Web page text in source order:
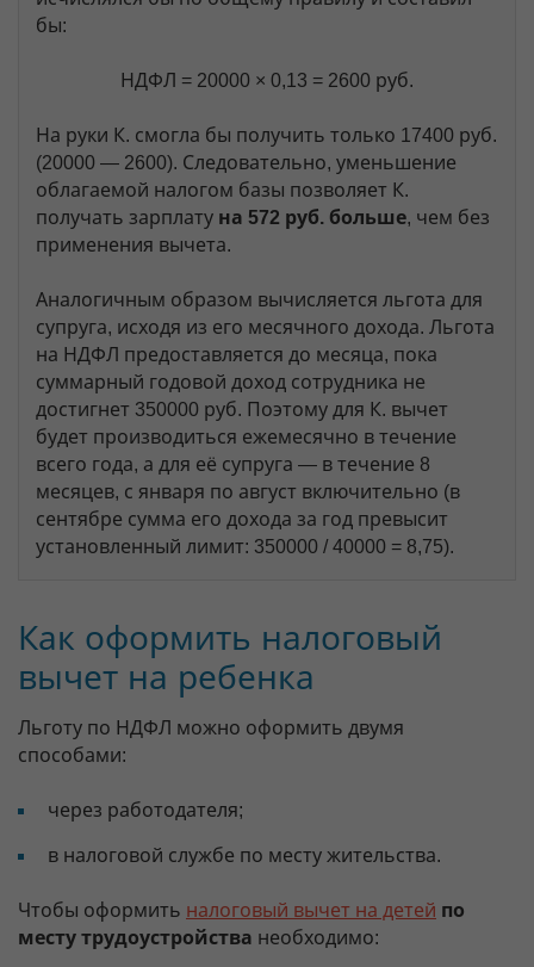
бы:
НДФЛ = 20000 × 0,13 = 2600 руб.
На руки К. смогла бы получить только 17400 руб.
(20000 — 2600). Следовательно, уменьшение
облагаемой налогом базы позволяет К.
получать зарплату на 572 руб. больше, чем без
применения вычета.
Аналогичным образом вычисляется льгота для
супруга, исходя из его месячного дохода. Льгота
на НДФЛ предоставляется до месяца, пока
суммарный годовой доход сотрудника не
достигнет 350000 руб. Поэтому для К. вычет
будет производиться ежемесячно в течение
всего года, а для её супруга — в течение 8
месяцев, с января по август включительно (в
сентябре сумма его дохода за год превысит
установленный лимит: 350000 / 40000 = 8,75).
Как оформить налоговый
вычет на ребенка
Льготу по НДФЛ можно оформить двумя
способами:
через работодателя;
в налоговой службе по месту жительства.
Чтобы оформить налоговый вычет на детей по
месту трудоустройства необходимо: